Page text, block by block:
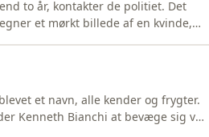
to år, kontakter de politiet. Det
et mørkt billede af en kvinde,
et navn, alle kender og frygter.
Kenneth Bianchi at bevæge sig væk